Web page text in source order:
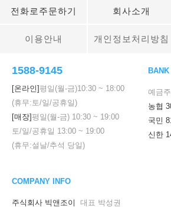
전화로주문하기 회사소개
이용안내 개인정보처리방침
1588-9145
[온라인]평일(월-금)10:30 ~ 18:00
(휴무:토/일/공휴일)
[매장]평일(월-금) 10:30 ~ 19:00
토/일/공휴일 13:00 ~ 19:00
(휴무:설날/추석 당일)
BANK
예금
농협
국민
신한
COMPANY INFO
주식회사 빅앤조이 대표 박성권